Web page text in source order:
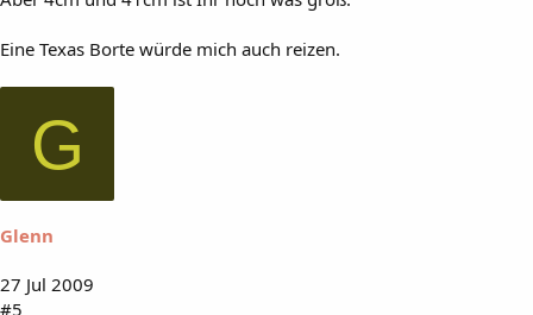
Eine Texas Borte würde mich auch reizen.
G
Glenn
27 Jul 2009
#5